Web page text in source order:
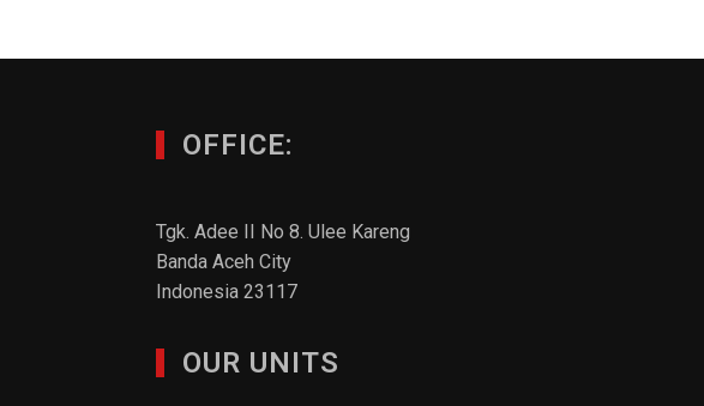
OFFICE:
Tgk. Adee II No 8. Ulee Kareng
Banda Aceh City
Indonesia 23117
OUR UNITS